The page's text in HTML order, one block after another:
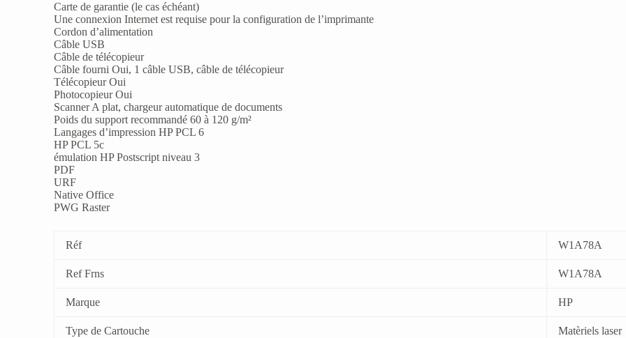
Carte de garantie (le cas échéant)
Une connexion Internet est requise pour la configuration de l’imprimante
Cordon d’alimentation
Câble USB
Câble de télécopieur
Câble fourni Oui, 1 câble USB, câble de télécopieur
Télécopieur Oui
Photocopieur Oui
Scanner A plat, chargeur automatique de documents
Poids du support recommandé 60 à 120 g/m²
Langages d’impression HP PCL 6
HP PCL 5c
émulation HP Postscript niveau 3
PDF
URF
Native Office
PWG Raster
Réf W1A78A
Ref Frns W1A78A
Marque HP
Type de Cartouche Matèriels laser